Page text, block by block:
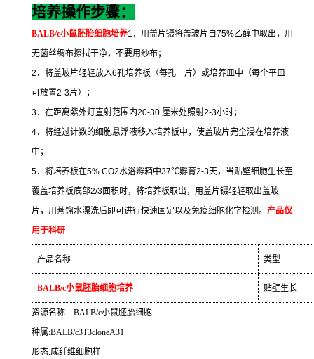
培养操作步骤：
BALB/c小鼠胚胎细胞培养1 ．用盖片镊将盖玻片自75%乙醇中取出，用
无菌丝绸布擦拭干净，不要用纱布；
2 ．将盖玻片轻轻放入6孔培养板（每孔一片）或培养皿中（每个平皿
可放置2-3片）；
3．在距离紫外灯直射范围内20-30 厘米处照射2-3小时；
4．将经过计数的细胞悬浮液移入培养板中，使盖玻片完全浸在培养液
中；
5．将培养板在5% CO2水浴孵箱中37℃孵育2-3天，当贴壁细胞生长至
覆盖培养板底部2/3面积时，将培养板取出，用盖片镊轻轻取出盖玻
片，用蒸馏水漂洗后即可进行快速固定以及免疫细胞化学检测。 产品仅
用于科研
产品名称 类型
BALB/c小鼠胚胎细胞培养 贴壁生长
资源名称 BALB/c小鼠胚胎细胞
种属:BALB/c3T3cloneA31
形态:成纤维细胞样